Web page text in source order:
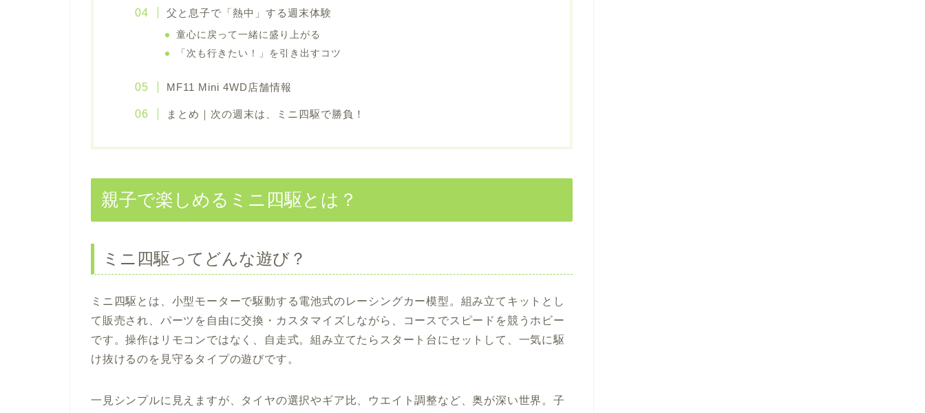
父と息子で「熱中」する週末体験
童心に戻って一緒に盛り上がる
「次も行きたい！」を引き出すコツ
MF11 Mini 4WD店舗情報
まとめ｜次の週末は、ミニ四駆で勝負！
親子で楽しめるミニ四駆とは？
ミニ四駆ってどんな遊び？
ミニ四駆とは、小型モーターで駆動する電池式のレーシングカー模型。組み立てキットとし
て販売され、パーツを自由に交換・カスタマイズしながら、コースでスピードを競うホビー
です。操作はリモコンではなく、自走式。組み立てたらスタート台にセットして、一気に駆
け抜けるのを見守るタイプの遊びです。
一見シンプルに見えますが、タイヤの選択やギア比、ウエイト調整など、奥が深い世界。子